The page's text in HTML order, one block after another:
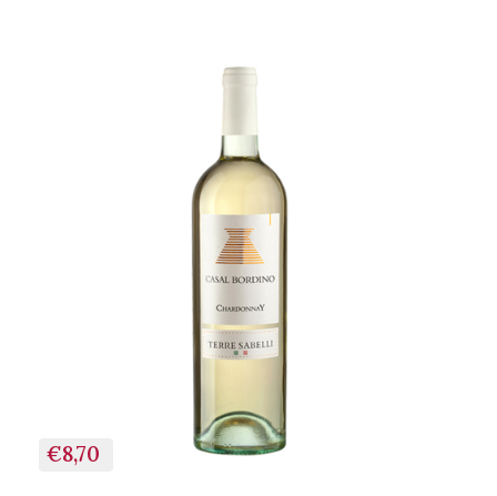
€8,70
+ AGGIUNGI AL
CARRELLO